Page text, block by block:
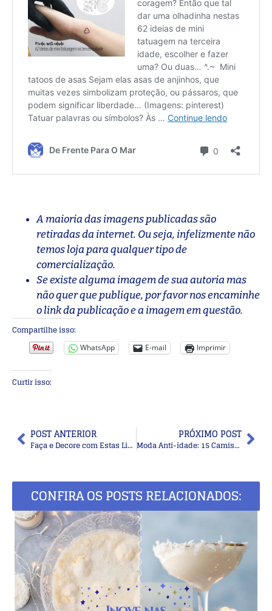
A maioria das imagens publicadas são
retiradas da internet. Ou seja, infelizmente não
temos loja para qualquer tipo de
comercialização.
Se existe alguma imagem de sua autoria mas
não quer que publique, por favor nos encaminhe
o link da publicação e a imagem em questão.
Compartilhe isso:
WhatsApp E-mail Imprimir
Curtir isso:
POST ANTERIOR
Faça e Decore com Estas Lindas Almofadas de Crochê
PRÓXIMO POST
Moda Anti-idade: 15 Camisas Femininas e Modernas
CONFIRA OS POSTS RELACIONADOS: